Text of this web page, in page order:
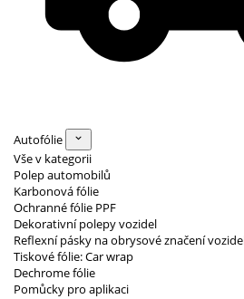
Autofólie
Vše v kategorii
Polep automobilů
Karbonová fólie
Ochranné fólie PPF
Dekorativní polepy vozidel
Reflexní pásky na obrysové značení
Tiskové fólie: Car wrap
Dechrome fólie
Pomůcky pro aplikaci